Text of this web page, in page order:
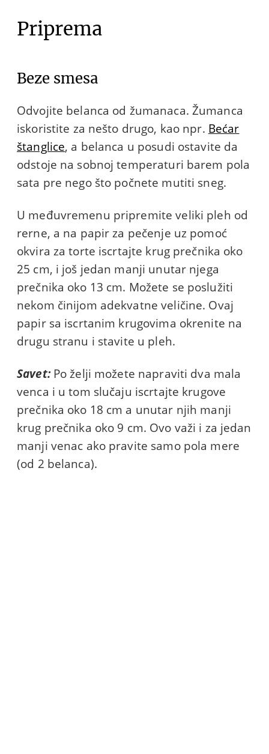
Priprema
Beze smesa
Odvojite belanca od žumanaca. Žumanca
iskoristite za nešto drugo, kao npr. Bećar
štanglice, a belanca u posudi ostavite da
odstoje na sobnoj temperaturi barem pola
sata pre nego što počnete mutiti sneg.
U međuvremenu pripremite veliki pleh od
rerne, a na papir za pečenje uz pomoć
okvira za torte iscrtajte krug prečnika oko
25 cm, i još jedan manji unutar njega
prečnika oko 13 cm. Možete se poslužiti
nekom činijom adekvatne veličine. Ovaj
papir sa iscrtanim krugovima okrenite na
drugu stranu i stavite u pleh.
Savet:Po želji možete napraviti dva mala
venca i u tom slučaju iscrtajte krugove
prečnika oko 18 cm a unutar njih manji
krug prečnika oko 9 cm. Ovo važi i za jedan
manji venac ako pravite samo pola mere
(od 2 belanca).